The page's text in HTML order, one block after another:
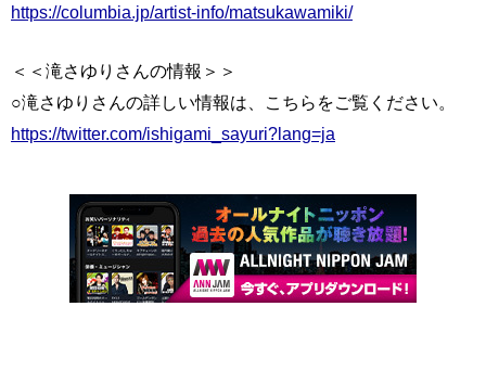
https://columbia.jp/artist-info/matsukawamiki/
＜＜滝さゆりさんの情報＞＞
○滝さゆりさんの詳しい情報は、こちらをご覧ください。
https://twitter.com/ishigami_sayuri?lang=ja